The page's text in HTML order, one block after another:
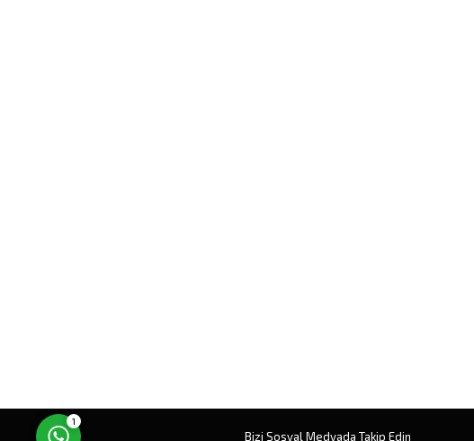
Bizi Sosyal Medyada Takip Edin
1